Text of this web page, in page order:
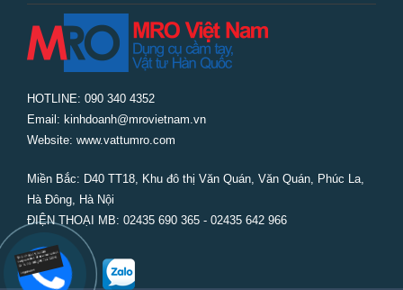
HOTLINE: 090 340 4352
Email: kinhdoanh@mrovietnam.vn
Website: www.vattumro.com
Miền Bắc: D40 TT18, Khu đô thị Văn Quán, Văn Quán, Phúc La,
Hà Đông, Hà Nội
ĐIỆN THOẠI MB: 02435 690 365 - 02435 642 966